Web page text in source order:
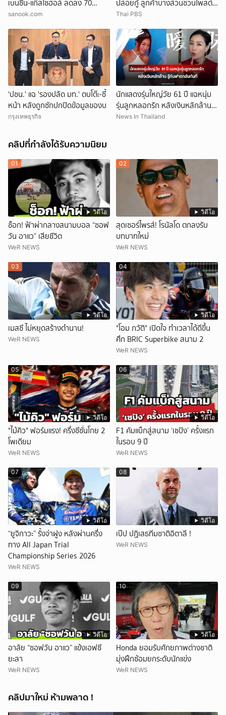
เบนซิน-แก๊สโซฮอล์ ลดลง 70
สตางค์ต่อลิตร
sanook.com
ปล่อยกู้ ลูกค้าบางส่วนชวนโพสต์
เบี้ยวหนี้
Thai PBS
'ปชน.' แฉ 'รองปลัด มท.' ตบโต๊ะ-ชี้
หน้า หลังถูกซักปกปิดข้อมูลของบ
กรุงเทพธุรกิจ
นักแสดงรุ่นใหญ่วัย 61 ปี แฉหนุ่ม
รุ่นลูกหลอกรัก หลังเงินหลักล้าน
รู้ทันฟาดกลับทันที (ข่าวต่าง
News In Thailand
คลิปที่กำลังได้รับความนิยม
วิดีโอ
01
ช็อก! ฟ้าผ่ากลางสนามบอล “ซอฟ
วัน อาแว” เสียชีวิต
WeR NEWS
วิดีโอ
02
สุดเซอร์ไพรส์! โรนัลโด ตกลงรับ
บทบาทใหม่
WeR NEWS
วิดีโอ
03
เมสซี ไม่หยุดสร้างตำนาน!
WeR NEWS
วิดีโอ
04
"โอม ภวัติ" เปิดใจ ทำเวลาได้ดีขึ้น
ศึก BRIC Superbike สนาม 2
WeR NEWS
วิดีโอ
05
"ไม้คิว" ฟอร์มแรง! ครึ่งซีซั่นโกย 2
โพเดียม
WeR NEWS
วิดีโอ
06
F1 คัมแบ็กสู่สนาม ‘เซปัง’ ครั้งแรก
ในรอบ 9 ปี
WeR NEWS
วิดีโอ
07
“ยูจิกาวะ” รั้งจ่าฝูง หลังผ่านครึ่ง
ทาง All Japan Trial
Championship Series 2026
WeR NEWS
วิดีโอ
08
เป๊ป ปฏิเสธทีมชาติอิตาลี !
WeR NEWS
วิดีโอ
09
อาลัย “ซอฟวัน อาแว” แข้งเอฟซี
ยะลา
WeR NEWS
วิดีโอ
10
Honda ยอมรับศักยภาพต่างชาติ
มุ่งฝึกซ้อมยกระดับนักแข่ง
WeR NEWS
คลิปมาใหม่ ห้ามพลาด !